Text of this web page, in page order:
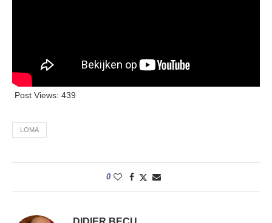
Post Views: 439
LOMA
0